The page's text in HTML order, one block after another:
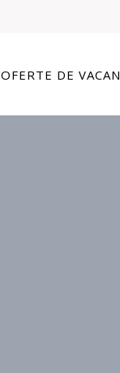
OFERTE DE